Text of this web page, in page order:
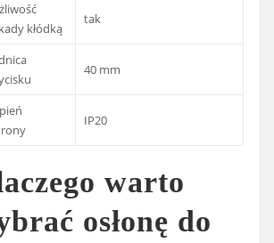
kłódką
tak
40 mm
IP20
warto
osłonę do